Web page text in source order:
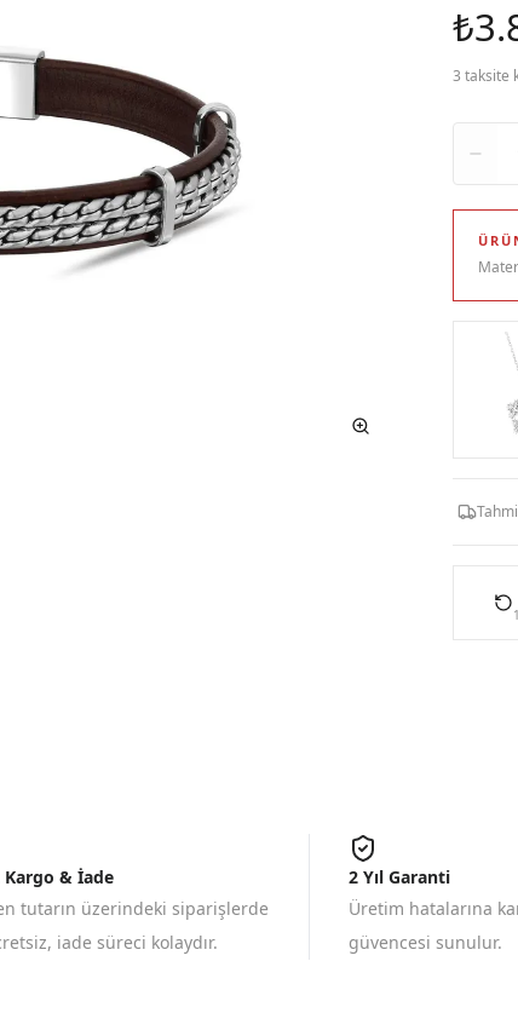
3 taksite
Kargo & İade
tutarın üzerindeki siparişlerde
iade süreci kolaydır.
2 Yıl Garanti
Üretim hatalarına
güvencesi sunulur.